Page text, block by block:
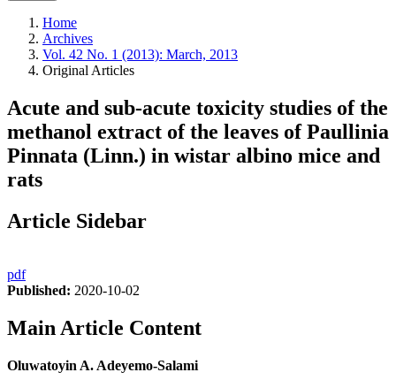
Home
Archives
Vol. 42 No. 1 (2013): March, 2013
Original Articles
Acute and sub-acute toxicity studies of the
methanol extract of the leaves of Paullinia
Pinnata (Linn.) in wistar albino mice and
rats
Article Sidebar
pdf
Published: 2020-10-02
Main Article Content
Oluwatoyin A. Adeyemo-Salami